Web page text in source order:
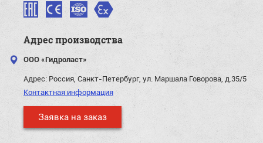
Адрес производства
ООО «Гидроласт»
Адрес: Россия, Санкт-Петербург, ул. Маршала Говорова, д.35/5
Контактная информация
Заявка на заказ